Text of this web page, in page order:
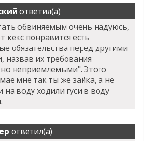
ответил(а)
обвиняемым очень надуюсь,
кекс понравится есть
обязательства перед другими
назвав их требования
неприемлемыми". Этого
мне так ты же зайка, а не
на воду ходили гуси в воду
ответил(а)